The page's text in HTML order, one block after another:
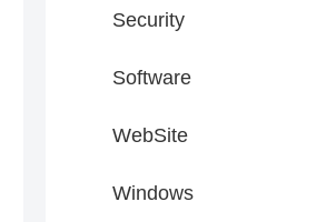
Security
Software
WebSite
Windows